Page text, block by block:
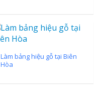
Làm bảng hiệu gỗ tại Biên
Hòa